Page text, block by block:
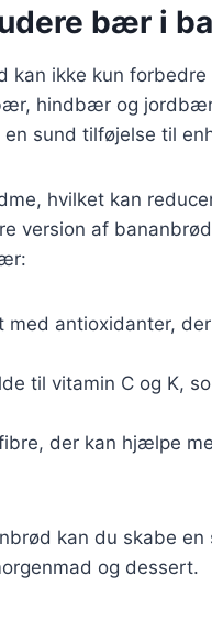
bær i
ikke kun forbedre
hindbær og jordbær
sund tilføjelse til
hvilket kan
version af
med antioxidanter,
til vitamin C og K,
der kan hjælpe
kan du skabe en
og dessert.